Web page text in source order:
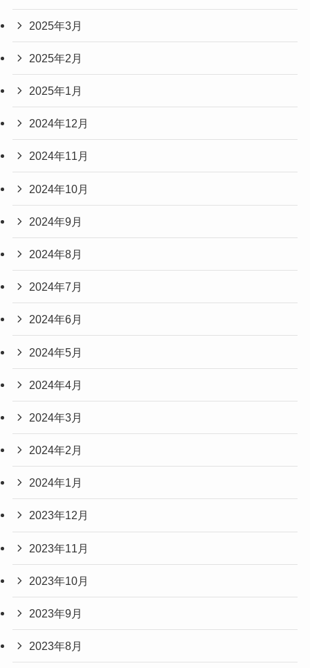
2025年3月
2025年2月
2025年1月
2024年12月
2024年11月
2024年10月
2024年9月
2024年8月
2024年7月
2024年6月
2024年5月
2024年4月
2024年3月
2024年2月
2024年1月
2023年12月
2023年11月
2023年10月
2023年9月
2023年8月